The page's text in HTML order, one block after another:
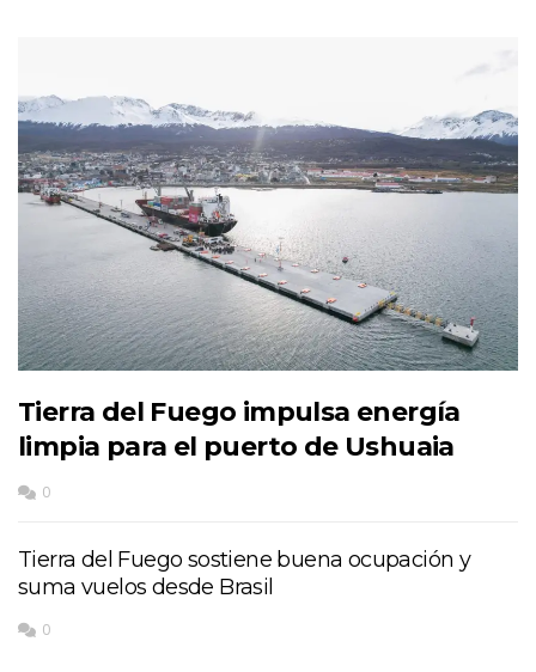
Tierra del Fuego impulsa energía
limpia para el puerto de Ushuaia
0
Tierra del Fuego sostiene buena ocupación y
suma vuelos desde Brasil
0